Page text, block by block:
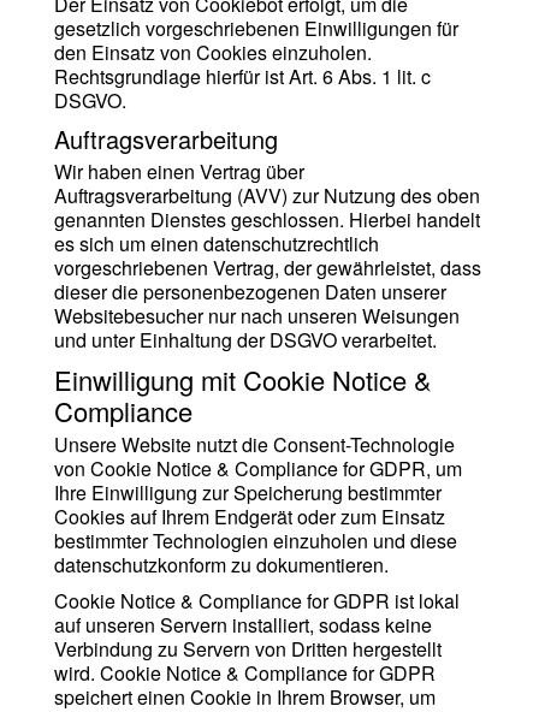
gesetzlich vorgeschriebenen Einwilligungen für
den Einsatz von Cookies einzuholen.
Rechtsgrundlage hierfür ist Art. 6 Abs. 1 lit. c
DSGVO.
Auftragsverarbeitung
Wir haben einen Vertrag über
Auftragsverarbeitung (AVV) zur Nutzung des oben
genannten Dienstes geschlossen. Hierbei handelt
es sich um einen datenschutzrechtlich
vorgeschriebenen Vertrag, der gewährleistet, dass
dieser die personenbezogenen Daten unserer
Websitebesucher nur nach unseren Weisungen
und unter Einhaltung der DSGVO verarbeitet.
Einwilligung mit Cookie Notice &
Compliance
Unsere Website nutzt die Consent-Technologie
von Cookie Notice & Compliance for GDPR, um
Ihre Einwilligung zur Speicherung bestimmter
Cookies auf Ihrem Endgerät oder zum Einsatz
bestimmter Technologien einzuholen und diese
datenschutzkonform zu dokumentieren.
Cookie Notice & Compliance for GDPR ist lokal
auf unseren Servern installiert, sodass keine
Verbindung zu Servern von Dritten hergestellt
wird. Cookie Notice & Compliance for GDPR
speichert einen Cookie in Ihrem Browser, um